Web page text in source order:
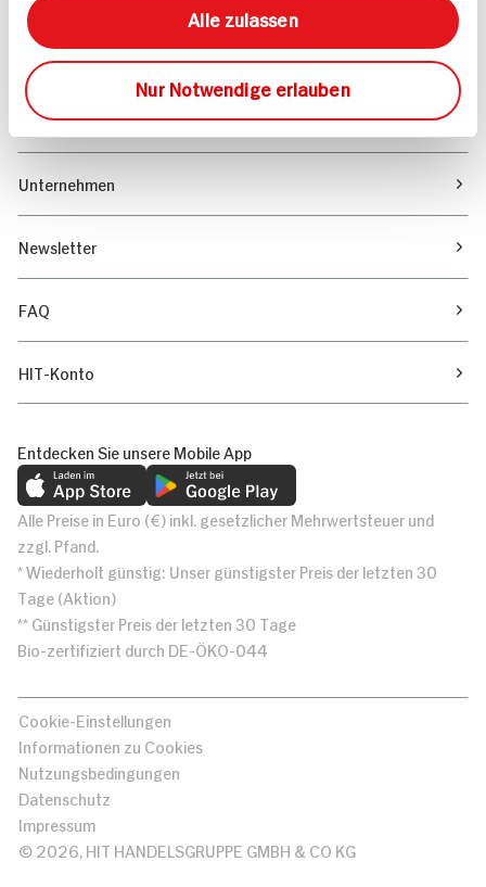
Alle zulassen
Nur Notwendige erlauben
Unser Magazin
Verantwortung & Nachhaltigkeit
Unternehmen
Newsletter
FAQ
HIT-Konto
Entdecken Sie unsere Mobile App
Alle Preise in Euro (€) inkl. gesetzlicher Mehrwertsteuer und
zzgl. Pfand.
* Wiederholt günstig: Unser günstigster Preis der letzten 30
Tage (Aktion)
** Günstigster Preis der letzten 30 Tage
Bio-zertifiziert durch DE-ÖKO-044
Cookie-Einstellungen
Informationen zu Cookies
Nutzungsbedingungen
Datenschutz
Impressum
© 2026, HIT HANDELSGRUPPE GMBH & CO KG